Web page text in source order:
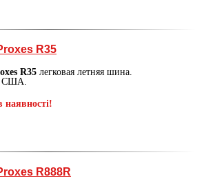
R35
R35 легковая летняя шина.
США.
наявності!
R888R